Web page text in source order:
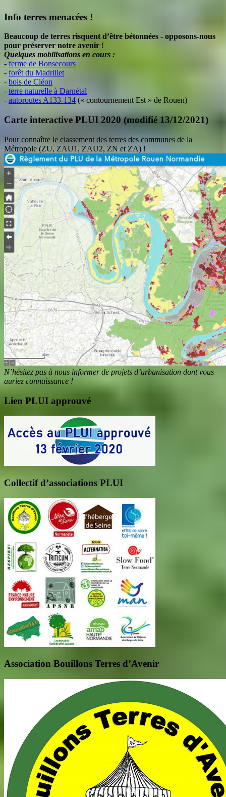
Info terres menacées !
Beaucoup de terres risquent d’être bétonnées - opposons-nous
pour préserver notre avenir !
Quelques mobilisations en cours :
- ferme de Bonsecours
- forêt du Madrillet
- bois de Cléon
- terre naturelle à Darnétal
- autoroutes A133-134 (« contournement Est » de Rouen)
Carte interactive PLUI 2020 (modifié 13/12/2021)
Pour connaître le classement des terres des communes de la
Métropole (ZU, ZAU1, ZAU2, ZN et ZA) !
N’hésitez pas à nous informer de projets d’urbanisation dont vous
auriez connaissance !
Lien PLUI approuvé
Collectif d’associations PLUI
Association Bouillons Terres d’Avenir